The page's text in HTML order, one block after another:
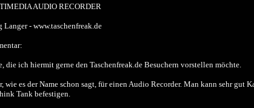
AUDIO RECORDER
- www.taschenfreak.de
ich hiermit gerne den Taschenfreak.de Besuchern vorstellen möchte.
es der Name schon sagt, für einen Audio Recorder. Man kann sehr gut
Tank befestigen.